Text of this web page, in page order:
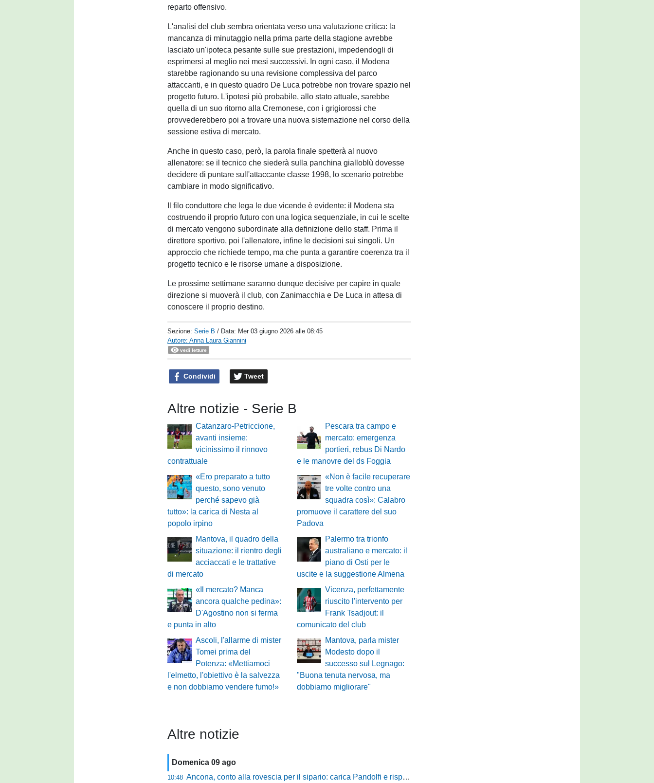
reparto offensivo.
L'analisi del club sembra orientata verso una valutazione critica: la
mancanza di minutaggio nella prima parte della stagione avrebbe
lasciato un'ipoteca pesante sulle sue prestazioni, impedendogli di
esprimersi al meglio nei mesi successivi. In ogni caso, il Modena
starebbe ragionando su una revisione complessiva del parco
attaccanti, e in questo quadro De Luca potrebbe non trovare spazio nel
progetto futuro. L'ipotesi più probabile, allo stato attuale, sarebbe
quella di un suo ritorno alla Cremonese, con i grigiorossi che
provvederebbero poi a trovare una nuova sistemazione nel corso della
sessione estiva di mercato.
Anche in questo caso, però, la parola finale spetterà al nuovo
allenatore: se il tecnico che siederà sulla panchina gialloblù dovesse
decidere di puntare sull'attaccante classe 1998, lo scenario potrebbe
cambiare in modo significativo.
Il filo conduttore che lega le due vicende è evidente: il Modena sta
costruendo il proprio futuro con una logica sequenziale, in cui le scelte
di mercato vengono subordinate alla definizione dello staff. Prima il
direttore sportivo, poi l'allenatore, infine le decisioni sui singoli. Un
approccio che richiede tempo, ma che punta a garantire coerenza tra il
progetto tecnico e le risorse umane a disposizione.
Le prossime settimane saranno dunque decisive per capire in quale
direzione si muoverà il club, con Zanimacchia e De Luca in attesa di
conoscere il proprio destino.
Sezione:Serie B / Data: Mer 03 giugno 2026 alle 08:45
Autore: Anna Laura Giannini
vedi letture
Condividi Tweet
Altre notizie - Serie B
Catanzaro-Petriccione,
avanti insieme:
vicinissimo il rinnovo
contrattuale
Pescara tra campo e
mercato: emergenza
portieri, rebus Di Nardo
e le manovre del ds Foggia
«Ero preparato a tutto
questo, sono venuto
perché sapevo già
tutto»: la carica di Nesta al
popolo irpino
«Non è facile recuperare
tre volte contro una
squadra così»: Calabro
promuove il carattere del suo
Padova
Mantova, il quadro della
situazione: il rientro degli
acciaccati e le trattative
di mercato
Palermo tra trionfo
australiano e mercato: il
piano di Osti per le
uscite e la suggestione Almena
«Il mercato? Manca
ancora qualche pedina»:
D'Agostino non si ferma
e punta in alto
Vicenza, perfettamente
riuscito l'intervento per
Frank Tsadjout: il
comunicato del club
Ascoli, l'allarme di mister
Tomei prima del
Potenza: «Mettiamoci
l'elmetto, l'obiettivo è la salvezza
e non dobbiamo vendere fumo!»
Mantova, parla mister
Modesto dopo il
successo sul Legnago:
"Buona tenuta nervosa, ma
dobbiamo migliorare"
Altre notizie
Domenica 09 ago
10:48 Ancona, conto alla rovescia per il sipario: carica Pandolfi e risposta da record degli abbonati